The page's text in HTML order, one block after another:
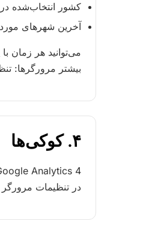
کشور انتخاب‌شده در
آخرین شهرهای
بیشتر مرورگرها:
۴. کوکی‌ها
در تنظیمات